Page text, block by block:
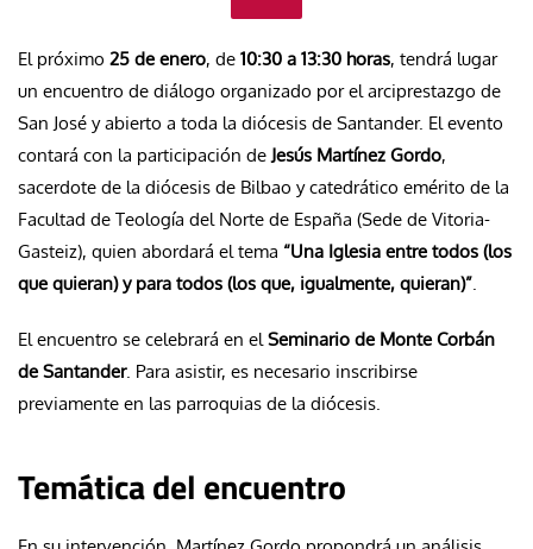
El próximo 25 de enero, de 10:30 a 13:30 horas, tendrá lugar
un encuentro de diálogo organizado por el arciprestazgo de
San José y abierto a toda la diócesis de Santander. El evento
contará con la participación de Jesús Martínez Gordo,
sacerdote de la diócesis de Bilbao y catedrático emérito de la
Facultad de Teología del Norte de España (Sede de Vitoria-
Gasteiz), quien abordará el tema “Una Iglesia entre todos (los
que quieran) y para todos (los que, igualmente, quieran)”
El encuentro se celebrará en el Seminario de Monte Corbán
de Santander. Para asistir, es necesario inscribirse
previamente en las parroquias de la diócesis.
Temática del encuentro